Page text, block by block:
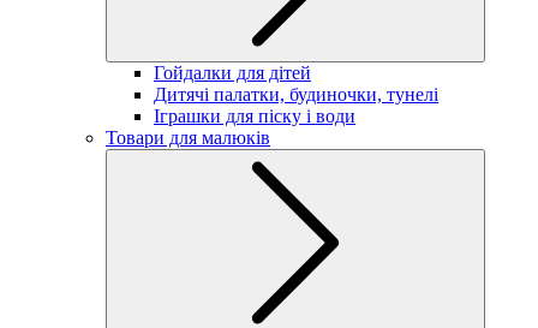
Гойдалки для дітей
Дитячі палатки, будиночки, тунелі
Іграшки для піску і води
Товари для малюків